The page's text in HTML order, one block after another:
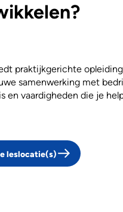
praktijkgerichte
samenwerking met
en vaardigheden die je
leslocatie(s)